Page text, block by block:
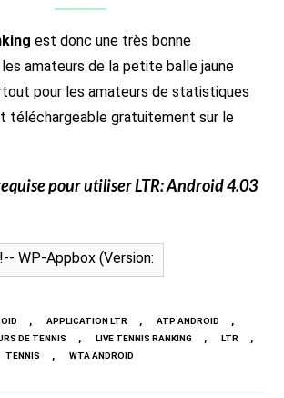
est donc une très bonne
amateurs de la petite balle jaune
pour les amateurs de statistiques
téléchargeable gratuitement sur le
pour utiliserLTR: Android 4.03
, APPLICATION LTR , ATP ANDROID ,
DE TENNIS , LIVE TENNIS RANKING , LTR ,
TENNIS , WTA ANDROID